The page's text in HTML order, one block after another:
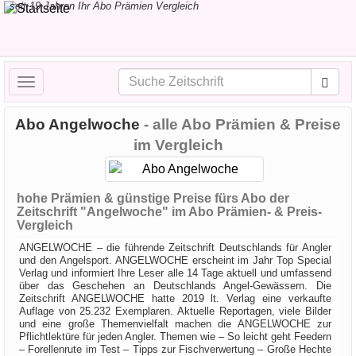
seit 19 Jahren Ihr Abo Prämien Vergleich
Toggle
navigation
Abo Angelwoche - alle Abo Prämien & Preise
im Vergleich
hohe Prämien & günstige Preise fürs Abo der
Zeitschrift "Angelwoche" im Abo Prämien- & Preis-
Vergleich
ANGELWOCHE – die führende Zeitschrift Deutschlands für Angler
und den Angelsport. ANGELWOCHE erscheint im Jahr Top Special
Verlag und informiert Ihre Leser alle 14 Tage aktuell und umfassend
über das Geschehen an Deutschlands Angel-Gewässern. Die
Zeitschrift ANGELWOCHE hatte 2019 lt. Verlag eine verkaufte
Auflage von 25.232 Exemplaren. Aktuelle Reportagen, viele Bilder
und eine große Themenvielfalt machen die ANGELWOCHE zur
Pflichtlektüre für jeden Angler. Themen wie – So leicht geht Feedern
– Forellenrute im Test – Tipps zur Fischverwertung – Große Hechte